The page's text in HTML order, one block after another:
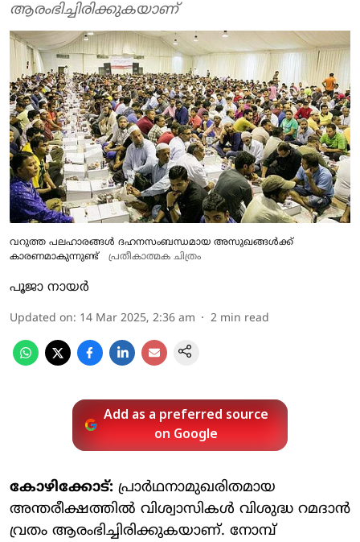
ആരംഭിച്ചിരിക്കുകയാണ്
വറുത്ത പലഹാരങ്ങൾ ദഹനസംബന്ധമായ അസുഖങ്ങൾക്ക്
കാരണമാകുന്നുണ്ട്
പ്രതീകാത്മക ചിത്രം
പൂജാ നായര്‍
Updated on: 14 Mar 2025, 2:36 am 2 min read
Add as a preferred source
on Google
കോഴിക്കോട്: പ്രാര്‍ഥനാമുഖരിതമായ
അന്തരീക്ഷത്തില്‍ വിശ്വാസികള്‍ വിശുദ്ധ റമദാന്‍
വ്രതം ആരംഭിച്ചിരിക്കുകയാണ്. നോമ്പ്